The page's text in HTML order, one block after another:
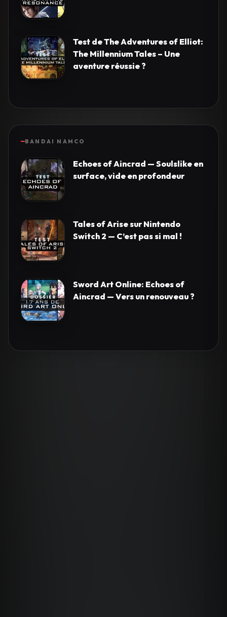
Test de The Adventures of Elliot:
The Millennium Tales – Une
aventure réussie ?
BANDAI NAMCO
Echoes of Aincrad — Soulslike en
surface, vide en profondeur
Tales of Arise sur Nintendo
Switch 2 — C’est pas si mal !
Sword Art Online: Echoes of
Aincrad — Vers un renouveau ?